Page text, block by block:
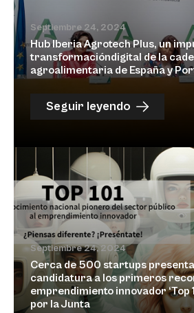
Septiembre 24, 2024
Hub Iberia Agrotech Plus, un
transformacióndigital de la
agroalimentaria de España y
Seguir leyendo
Septiembre 24, 2024
Cerca de 500 startups
candidatura a los primeros
emprendimiento innovador ‘Top
por la Junta